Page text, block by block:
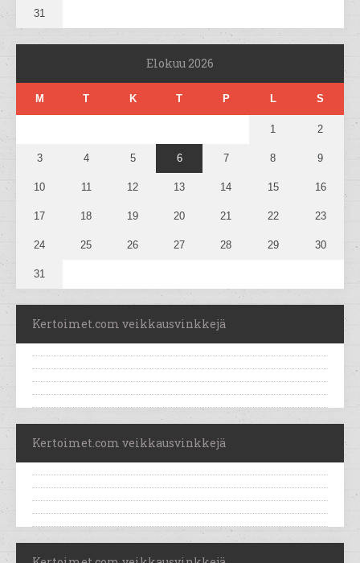
31
Elokuu 2026
M T K T P L S
1 2
3 4 5 6 7 8 9
10 11 12 13 14 15 16
17 18 19 20 21 22 23
24 25 26 27 28 29 30
31
Kertoimet.com veikkausvinkkejä
Kertoimet.com veikkausvinkkejä